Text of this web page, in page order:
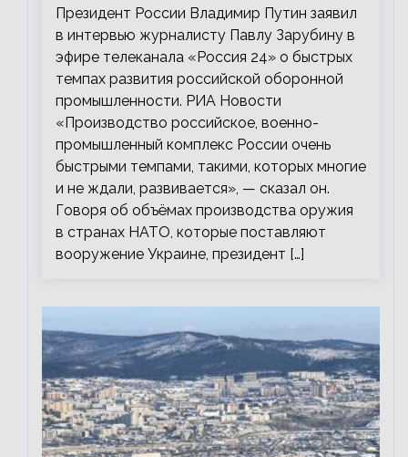
Президент России Владимир Путин заявил
в интервью журналисту Павлу Зарубину в
эфире телеканала «Россия 24» о быстрых
темпах развития российской оборонной
промышленности. РИА Новости
«Производство российское, военно-
промышленный комплекс России очень
быстрыми темпами, такими, которых многие
и не ждали, развивается», — сказал он.
Говоря об объёмах производства оружия
в странах НАТО, которые поставляют
вооружение Украине, президент […]